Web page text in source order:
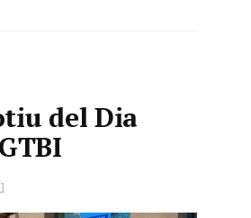
del Dia